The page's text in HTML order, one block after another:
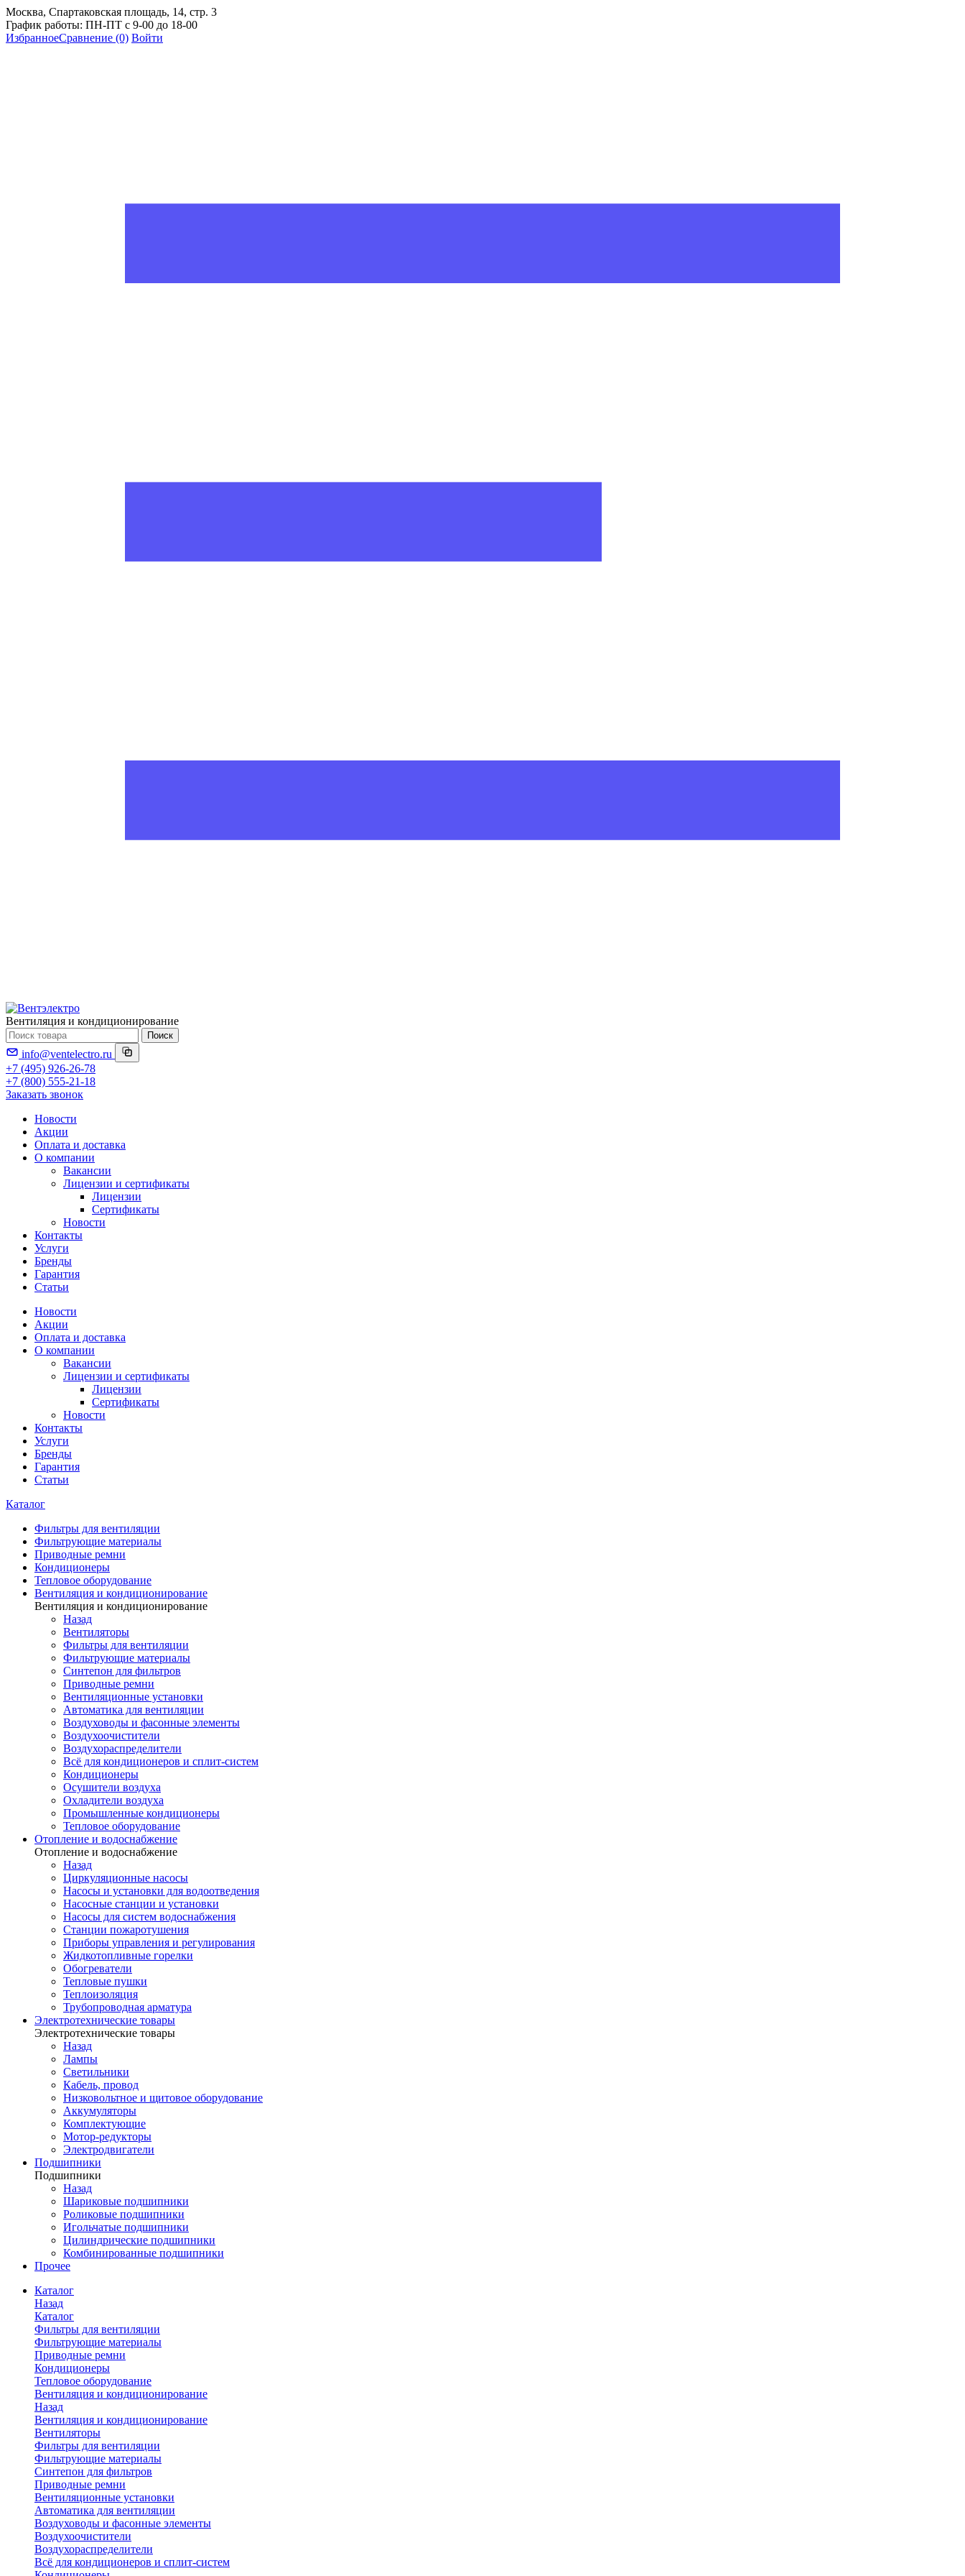
Москва, Спартаковская площадь, 14, стр. 3
График работы: ПН-ПТ с 9-00 до 18-00
ИзбранноеСравнение (0) Войти
Вентиляция и кондиционирование
Поиск
info@ventelectro.ru
+7 (495) 926-26-78
+7 (800) 555-21-18
Заказать звонок
Новости
Акции
Оплата и доставка
О компании
Вакансии
Лицензии и сертификаты
Лицензии
Сертификаты
Новости
Контакты
Услуги
Бренды
Гарантия
Статьи
Новости
Акции
Оплата и доставка
О компании
Вакансии
Лицензии и сертификаты
Лицензии
Сертификаты
Новости
Контакты
Услуги
Бренды
Гарантия
Статьи
Каталог
Фильтры для вентиляции
Фильтрующие материалы
Приводные ремни
Кондиционеры
Тепловое оборудование
Вентиляция и кондиционирование
Вентиляция и кондиционирование
Назад
Вентиляторы
Фильтры для вентиляции
Фильтрующие материалы
Синтепон для фильтров
Приводные ремни
Вентиляционные установки
Автоматика для вентиляции
Воздуховоды и фасонные элементы
Воздухоочистители
Воздухораспределители
Всё для кондиционеров и сплит-систем
Кондиционеры
Осушители воздуха
Охладители воздуха
Промышленные кондиционеры
Тепловое оборудование
Отопление и водоснабжение
Отопление и водоснабжение
Назад
Циркуляционные насосы
Насосы и установки для водоотведения
Насосные станции и установки
Насосы для систем водоснабжения
Станции пожаротушения
Приборы управления и регулирования
Жидкотопливные горелки
Обогреватели
Тепловые пушки
Теплоизоляция
Трубопроводная арматура
Электротехнические товары
Электротехнические товары
Назад
Лампы
Светильники
Кабель, провод
Низковольтное и щитовое оборудование
Аккумуляторы
Комплектующие
Мотор-редукторы
Электродвигатели
Подшипники
Подшипники
Назад
Шариковые подшипники
Роликовые подшипники
Игольчатые подшипники
Цилиндрические подшипники
Комбинированные подшипники
Прочее
Каталог
Назад
Каталог
Фильтры для вентиляции
Фильтрующие материалы
Приводные ремни
Кондиционеры
Тепловое оборудование
Вентиляция и кондиционирование
Назад
Вентиляция и кондиционирование
Вентиляторы
Фильтры для вентиляции
Фильтрующие материалы
Синтепон для фильтров
Приводные ремни
Вентиляционные установки
Автоматика для вентиляции
Воздуховоды и фасонные элементы
Воздухоочистители
Воздухораспределители
Всё для кондиционеров и сплит-систем